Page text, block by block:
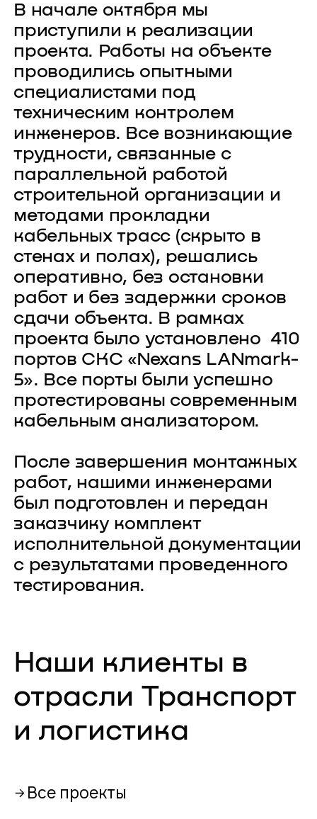
В начале октября мы
приступили к реализации
проекта. Работы на объекте
проводились опытными
специалистами под
техническим контролем
инженеров. Все возникающие
трудности, связанные с
параллельной работой
строительной организации и
методами прокладки
кабельных трасс (скрыто в
стенах и полах), решались
оперативно, без остановки
работ и без задержки сроков
сдачи объекта. В рамках
проекта было установлено 410
портов СКС «Nexans LANmark-
5». Все порты были успешно
протестированы современным
кабельным анализатором.
После завершения монтажных
работ, нашими инженерами
был подготовлен и передан
заказчику комплект
исполнительной документации
с результатами проведенного
тестирования.
Наши клиенты в
отрасли Транспорт
и логистика
Все проекты